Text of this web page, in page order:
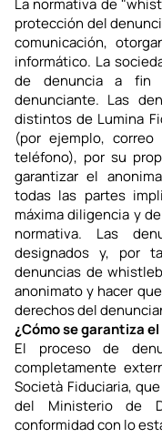
La normativa de
protección del
comunicación,
informático. La
de denuncia a fin
denunciante. Las
distintos de Lumina
(por ejemplo, correo
teléfono), por su
garantizar el
todas las partes
máxima diligencia y
normativa. Las
designados y, por
denuncias de
anonimato y hacer
derechos del
¿Cómo se garantiza
El proceso de
completamente
Società Fiduciaria,
del Ministerio de
conformidad con lo